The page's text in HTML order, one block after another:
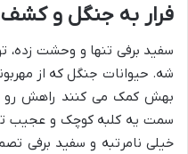
فرار به جنگل و
سفید برفی تنها و وحشت زده،
شه. حیوانات جنگل که از
بهش کمک می کنند راهش رو
سمت یه کلبه کوچک و عجیب
خیلی نامرتبه و سفید برفی